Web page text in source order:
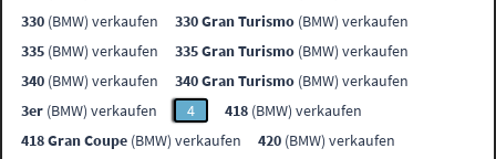
330 (BMW) verkaufen 330 Gran Turismo (BMW) verkaufen
335 (BMW) verkaufen 335 Gran Turismo (BMW) verkaufen
340 (BMW) verkaufen 340 Gran Turismo (BMW) verkaufen
3er (BMW) verkaufen 4 418 (BMW) verkaufen
418 Gran Coupe (BMW) verkaufen 420 (BMW) verkaufen